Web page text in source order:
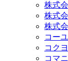
株式
株式
株式
コー
コク
コマ